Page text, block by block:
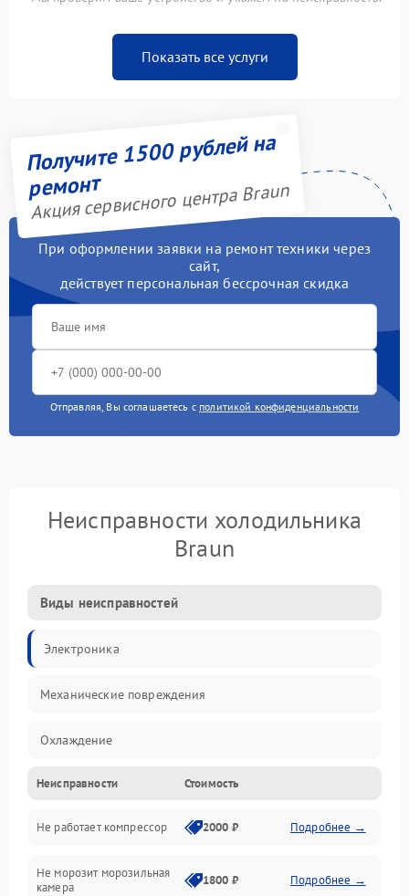
Показать все услуги
Получите 1500 рублей на
ремонт
Акция сервисного центра Braun
При оформлении заявки на ремонт техники через
сайт,
действует персональная бессрочная скидка
Отправляя, Вы соглашаетесь с политикой конфиденциальности
Неисправности холодильника
Braun
Виды неисправностей
Электроника
Механические повреждения
Охлаждение
Механика
Электропитание
Дренаж
Неисправности Стоимость
Не работает компрессор 2000 ₽ Подробнее →
Не морозит морозильная
камера
1800 ₽ Подробнее →